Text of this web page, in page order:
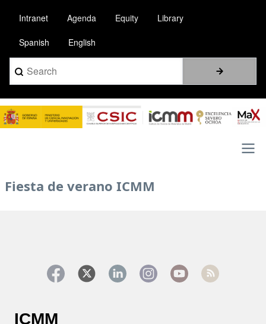
contenido
principal
Intranet Agenda Equity Library
Spanish English
Search
Image
Main
Fiesta de verano ICMM
ICMM